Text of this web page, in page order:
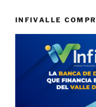
INFIVALLE